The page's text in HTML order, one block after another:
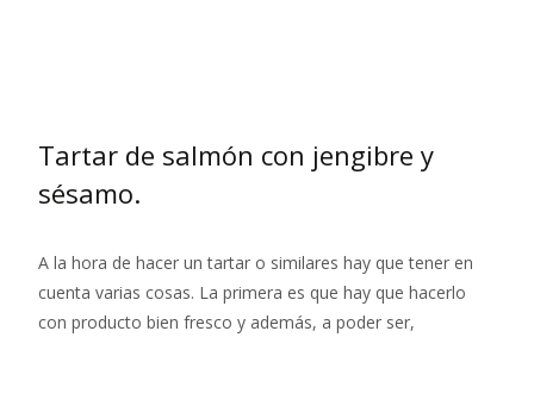
Tartar de salmón con jengibre y
sésamo.
A la hora de hacer un tartar o similares hay que tener en
cuenta varias cosas. La primera es que hay que hacerlo
con producto bien fresco y además, a poder ser,